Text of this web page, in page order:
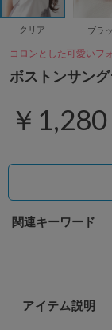
クリア ブラ
コロンとした可愛いフ
ボストンサング
￥1,280
関連キーワード
アイテム説明